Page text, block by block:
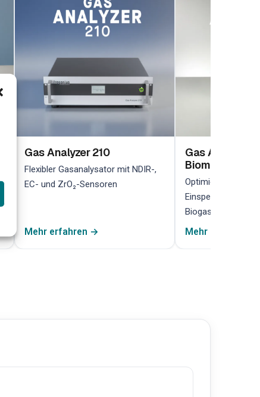
Gas Analyzer 210
Flexibler Gasanalysator mit NDIR-,
EC- und ZrO₂-Sensoren
Mehr erfahren →
Gas Analyzer
Biomethan
Optimiert für die
Biogasanlagen
Mehr erfahren →